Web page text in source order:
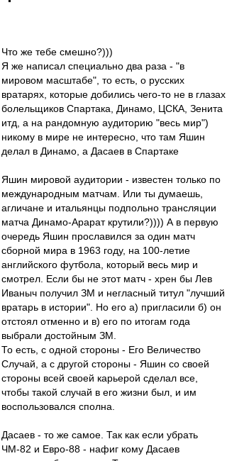
Что же тебе смешно?)))
Я же написал специально два раза - "в
мировом масштабе", то есть, о русских
вратарях, которые добились чего-то не в глазах
болельщиков Спартака, Динамо, ЦСКА, Зенита
итд, а на рандомную аудиторию "весь мир")
никому в мире не интересно, что там Яшин
делал в Динамо, а Дасаев в Спартаке
Яшин мировой аудитории - известен только по
международным матчам. Или ты думаешь,
агличане и итальянцы подпольно трансляции
матча Динамо-Арарат крутили?)))) А в первую
очередь Яшин прославился за один матч
сборной мира в 1963 году, на 100-летие
английского футбола, который весь мир и
смотрел. Если бы не этот матч - хрен бы Лев
Иваныч получил ЗМ и негласный титул "лучший
вратарь в истории". Но его а) пригласили б) он
отстоял отменно и в) его по итогам года
выбрали достойным ЗМ.
То есть, с одной стороны - Его Величество
Случай, а с другой стороны - Яшин со своей
стороны всей своей карьерой сделал все,
чтобы такой случай в его жизни был, и им
воспользовался сполна.
Дасаев - то же самое. Так как если убрать
ЧМ-82 и Евро-88 - нафиг кому Дасаев